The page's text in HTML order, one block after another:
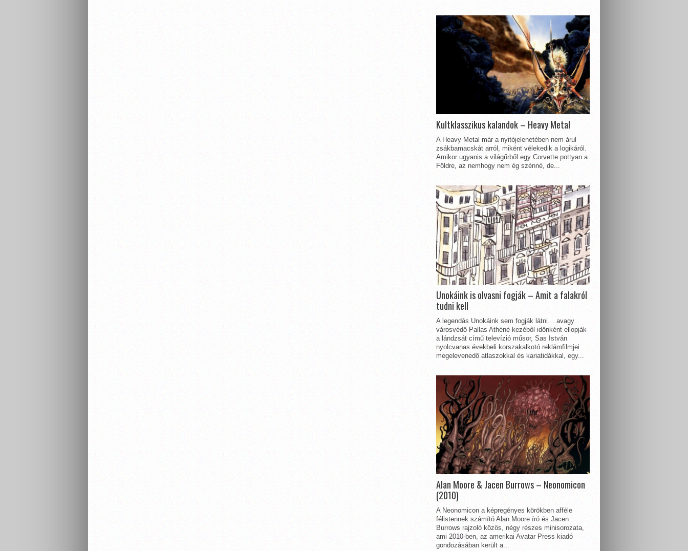
Kultklasszikus kalandok – Heavy Metal
A Heavy Metal már a nyitójelenetében nem árul
zsákbamacskát arról, miként vélekedik a logikáról.
Amikor ugyanis a világűrből egy Corvette pottyan a
Földre, az nemhogy nem ég szénné, de...
Unokáink is olvasni fogják – Amit a falakról
tudni kell
A legendás Unokáink sem fogják látni… avagy
városvédő Pallas Athéné kezéből időnként ellopják
a lándzsát című televízió műsor, Sas István
nyolcvanas évekbeli korszakalkotó reklámfilmjei
megelevenedő atlaszokkal és kariatidákkal, egy...
Alan Moore & Jacen Burrows – Neonomicon
(2010)
A Neonomicon a képregényes körökben afféle
félistennek számító Alan Moore író és Jacen
Burrows rajzoló közös, négy részes minisorozata,
ami 2010-ben, az amerikai Avatar Press kiadó
gondozásában került a...